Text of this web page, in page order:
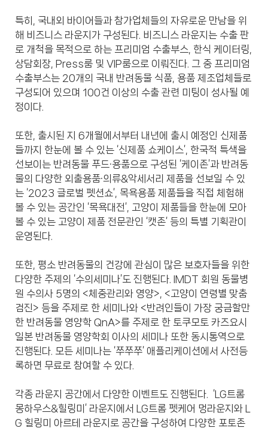
특히, 국내외 바이어들과 참가업체들의 자유로운 만남을 위
해 비즈니스 라운지가 구성된다. 비즈니스 라운지는 수출 판
로 개척을 목적으로 하는 프리미엄 수출부스, 한식 케이터링,
상담회장, Press룸 및 VIP룸으로 이뤄진다. 그 중 프리미엄
수출부스는 20개의 국내 반려동물 식품, 용품 제조업체들로
구성되어 있으며 100건 이상의 수출 관련 미팅이 성사될 예
정이다.
또한, 출시된 지 6개월에서부터 내년에 출시 예정인 신제품
들까지 한눈에 볼 수 있는 ‘신제품 쇼케이스’, 한국적 특색을
선보이는 반려동물 푸드·용품으로 구성된 ‘케이존’과 반려동
물의 다양한 외출용품·의류&악세서리 제품을 선보일 수 있
는 ‘2023 글로벌 펫션쇼’, 목욕용품 제품들을 직접 체험해
볼 수 있는 공간인 ‘목욕대전’, 고양이 제품들을 한눈에 모아
볼 수 있는 고양이 제품 전문관인 ‘캣존’ 등의 특별 기획관이
운영된다.
또한, 평소 반려동물의 건강에 관심이 많은 보호자들을 위한
다양한 주제의 ‘수의세미나’도 진행된다. IMDT 회원 동물병
원 수의사 5명의 <체중관리와 영양>, <고양이 연령별 맞춤
검진> 등을 주제로 한 세미나와 <반려인들이 가장 궁금할만
한 반려동물 영양학 QnA>를 주제로 한 토쿠모토 카즈요시
일본 반려동물 영양학회 이사의 세미나 또한 동시통역으로
진행된다. 모든 세미나는 ‘쭈쭈쭈’ 애플리케이션에서 사전등
록하면 무료로 참여할 수 있다.
각종 라운지 공간에서 다양한 이벤트도 진행된다. ‘LG트롬
몽하우스&힐링미’ 라운지에서 LG트롬 펫케어 멍라운지와 L
G 힐링미 아르테 라운지로 공간을 구성하여 다양한 포토존